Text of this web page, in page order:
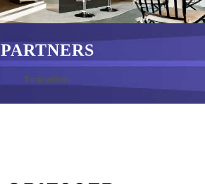
PARTNERS
Torna indietro